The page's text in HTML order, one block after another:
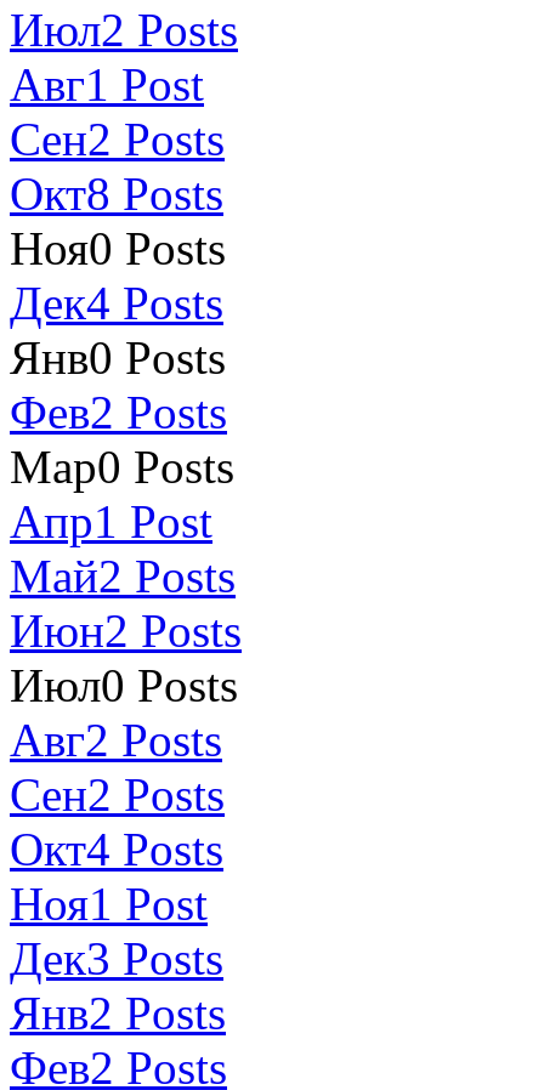
Июл2 Posts
Авг1 Post
Сен2 Posts
Окт8 Posts
Ноя0 Posts
Дек4 Posts
Янв0 Posts
Фев2 Posts
Мар0 Posts
Апр1 Post
Май2 Posts
Июн2 Posts
Июл0 Posts
Авг2 Posts
Сен2 Posts
Окт4 Posts
Ноя1 Post
Дек3 Posts
Янв2 Posts
Фев2 Posts